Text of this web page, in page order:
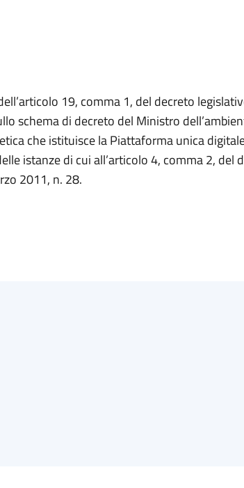
19, comma 1, del decreto
schema di decreto del Ministro
che istituisce la Piattaforma unica
istanze di cui all’articolo 4, comma 2, del
2011, n. 28.